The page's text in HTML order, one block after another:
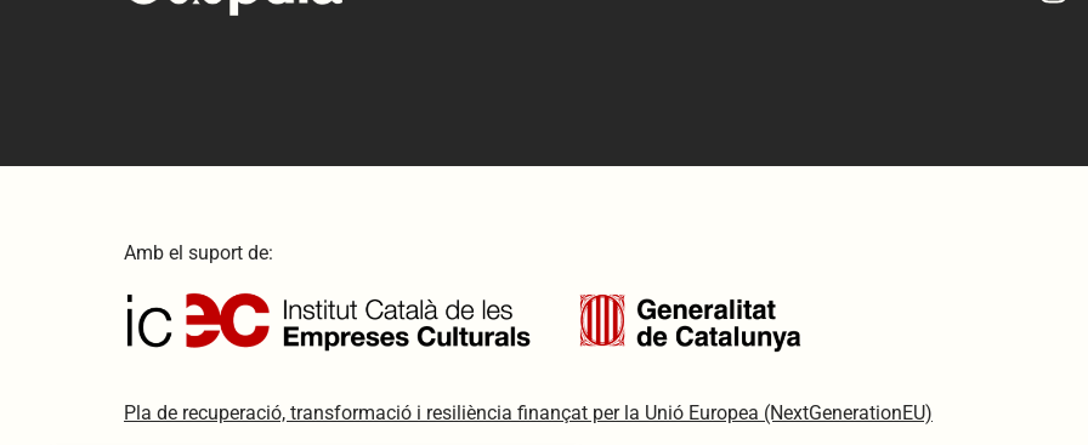
Amb el suport de:
Pla de recuperació, transformació i resiliència finançat per la Unió Europea (NextGenerationEU)